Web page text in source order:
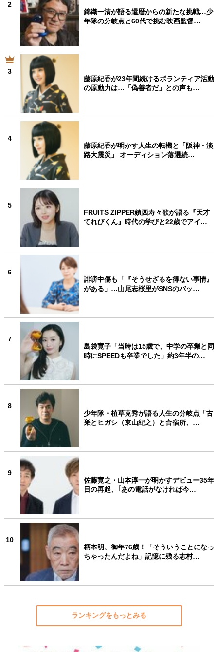
2
錦織一清が語る還暦からの新たな挑戦…少
年隊の分岐点と60代で挑む映画監督…
3
藤原紀香が23年間続けるボランティア活動
の原動力は…「偽善者だ」との声も…
4
藤原紀香が明かす人生の転機と「阪神・淡
路大震災」 オーディション落選続…
5
FRUITS ZIPPER鎮西寿々歌が語る『天才
てれびくん』時代の学びと22歳でアイ…
6
誹謗中傷も「『そうせざるを得ない事情』
がある」…山尾志桜里がSNSのバッ…
7
島袋寛子「当時は15歳で、中学の卒業と同
時にSPEEDも卒業でした」約3年半の…
8
少年隊・植草克秀が語る人生の分岐点「古
巣とヒガシ（東山紀之）と合宿所、…
9
佐藤寛之・山本淳一が明かすデビュー35年
目の再起、｢あの電話がなければ今…
10
柄本明、御年76歳！「そういうことになっ
ちゃったんだよね」記憶に残る志村…
ランキングをもっとみる